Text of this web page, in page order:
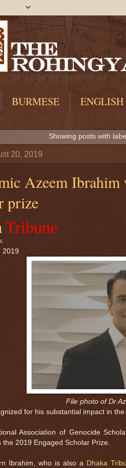
BURMESE ENGLISH
Showing posts with
20, 2019
Azeem
prize
Tribune
2019
File photo of Dr
for his substantial impact in
Association of Genocide
the 2019 Engaged Scholar Prize.
Ibrahim, who is also a Dhaka